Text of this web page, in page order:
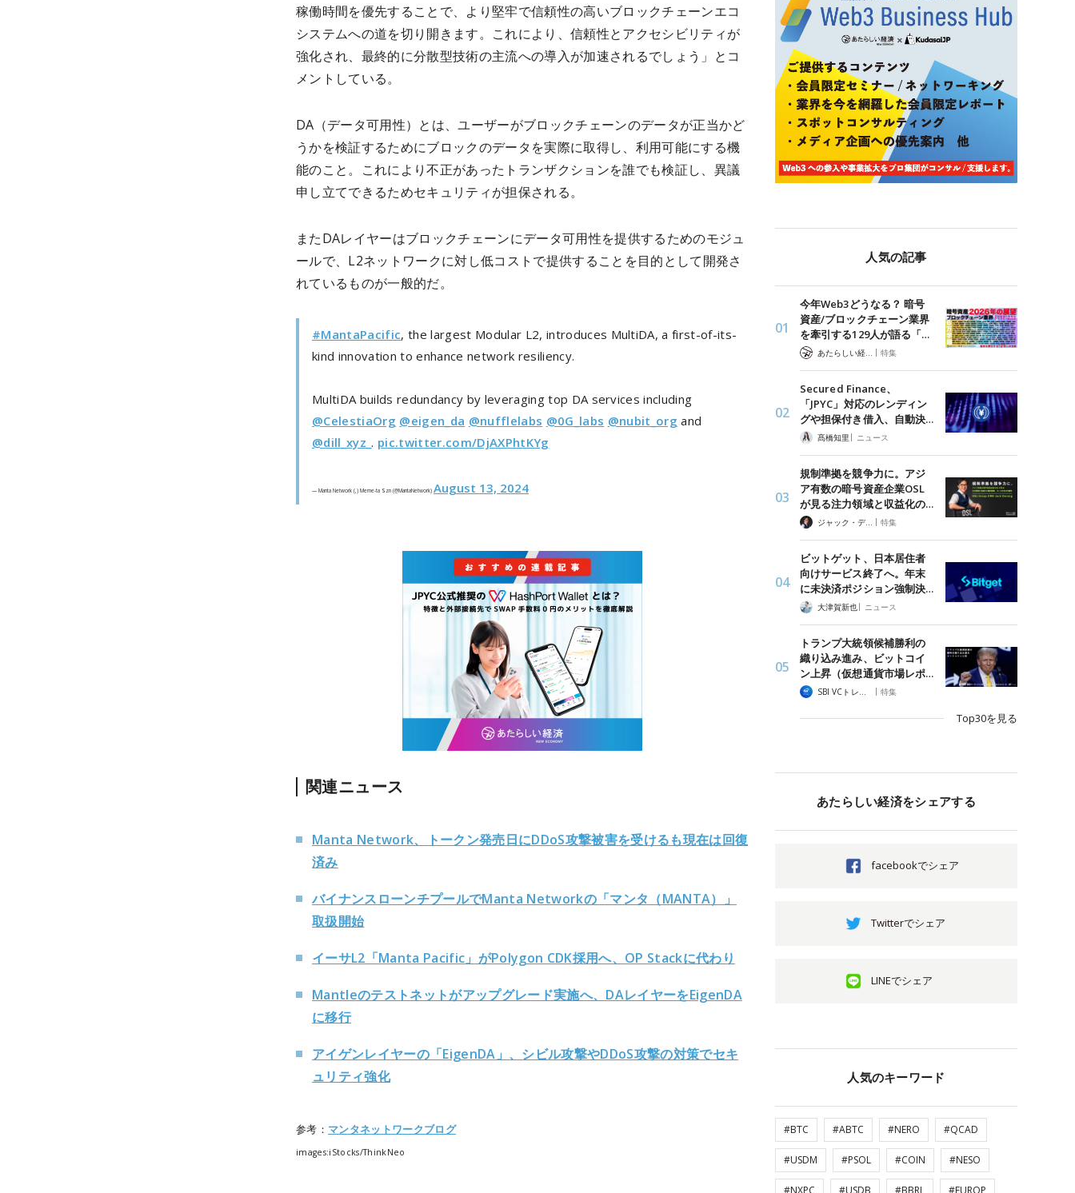
稼働時間を優先することで、より堅牢で信頼性の高いブロックチェーンエコ
システムへの道を切り開きます。これにより、信頼性とアクセシビリティが
強化され、最終的に分散型技術の主流への導入が加速されるでしょう」とコ
メントしている。
DA（データ可用性）とは、ユーザーがブロックチェーンのデータが正当かど
うかを検証するためにブロックのデータを実際に取得し、利用可能にする機
能のこと。これにより不正があったトランザクションを誰でも検証し、異議
申し立てできるためセキュリティが担保される。
またDAレイヤーはブロックチェーンにデータ可用性を提供するためのモジュ
ールで、L2ネットワークに対し低コストで提供することを目的として開発さ
れているものが一般的だ。
#MantaPacific, the largest Modular L2, introduces MultiDA, a first-of-its-
kind innovation to enhance network resiliency.
MultiDA builds redundancy by leveraging top DA services including
@CelestiaOrg @eigen_da @nufflelabs @0G_labs @nubit_org and
@dill_xyz_. pic.twitter.com/DjAXPhtKYg
— Manta Network (,) Meme-ta Szn (@MantaNetwork) August 13, 2024
関連ニュース
Manta Network、トークン発売日にDDoS攻撃被害を受けるも現在は回復
済み
バイナンスローンチプールでManta Networkの「マンタ（MANTA）」
取扱開始
イーサL2「Manta Pacific」がPolygon CDK採用へ、OP Stackに代わり
Mantleのテストネットがアップグレード実施へ、DAレイヤーをEigenDA
に移行
アイゲンレイヤーの「EigenDA」、シビル攻撃やDDoS攻撃の対策でセキ
ュリティ強化
参考： マンタネットワークブログ
images:iStocks/ThinkNeo
人気の記事
今年Web3どうなる？ 暗号
資産/ブロックチェーン業界
を牽引する129人が語る「…
| 特集
Secured Finance、
「JPYC」対応のレンディン
グや担保付き借入、自動決…
髙橋知里 | ニュース
規制準拠を競争力に。アジ
ア有数の暗号資産企業OSL
が見る注力領域と収益化の…
ジャック・デロン（Jack Derong） | 特集
ビットゲット、日本居住者
向けサービス終了へ。年末
に未決済ポジション強制決…
大津賀新也| ニュース
トランプ大統領候補勝利の
織り込み進み、ビットコイ
ン上昇（仮想通貨市場レポ…
| 特集
Top30を見る
あたらしい経済をシェアする
facebookでシェア
Twitterでシェア
LINEでシェア
人気のキーワード
#BTC #ABTC #NERO #QCAD
#USDM #PSOL #COIN #NESO
#NXPC #USDB #BBRL #EUROP